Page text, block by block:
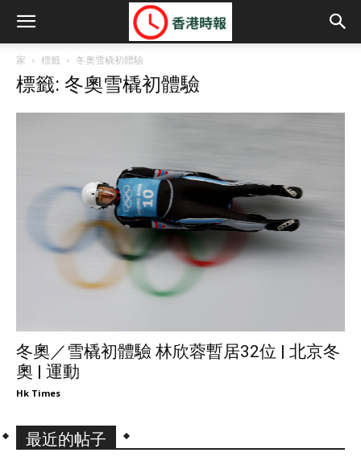
家 標籤 冬奧雪橇初體驗
標籤: 冬奧雪橇初體驗
冬奧／雪橇初體驗 林欣蓉暫居32位 | 北京冬
奧 | 運動
Hk Times
最近的帖子